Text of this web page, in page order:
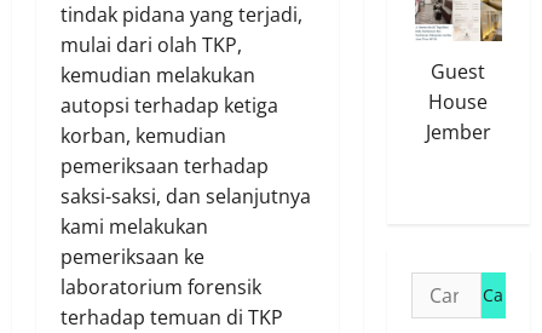
tindak pidana yang terjadi,
mulai dari olah TKP,
kemudian melakukan
autopsi terhadap ketiga
korban, kemudian
pemeriksaan terhadap
saksi-saksi, dan selanjutnya
kami melakukan
pemeriksaan ke
laboratorium forensik
terhadap temuan di TKP
Guest
House
Jember
Cari
untuk: